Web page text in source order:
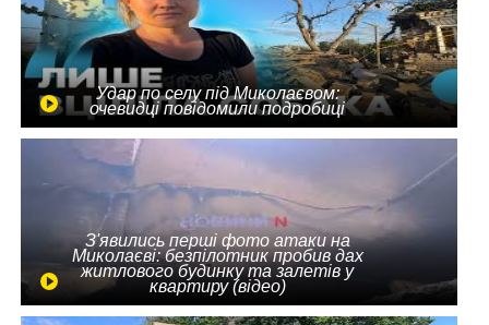
Удар по селу під Миколаєвом:
очевидці повідомили подробиці
З'явились перші фото атаки на
Миколаєві: безпілотник пробив дах
житлового будинку та залетів у
квартиру (відео)